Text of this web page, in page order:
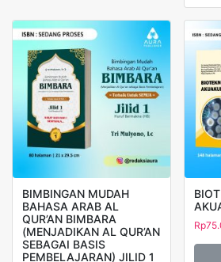
BIMBINGAN MUDAH
BAHASA ARAB AL
QUR’AN BIMBARA
(MENJADIKAN AL QUR’AN
SEBAGAI BASIS
PEMBELAJARAN) JILID 1
Rp